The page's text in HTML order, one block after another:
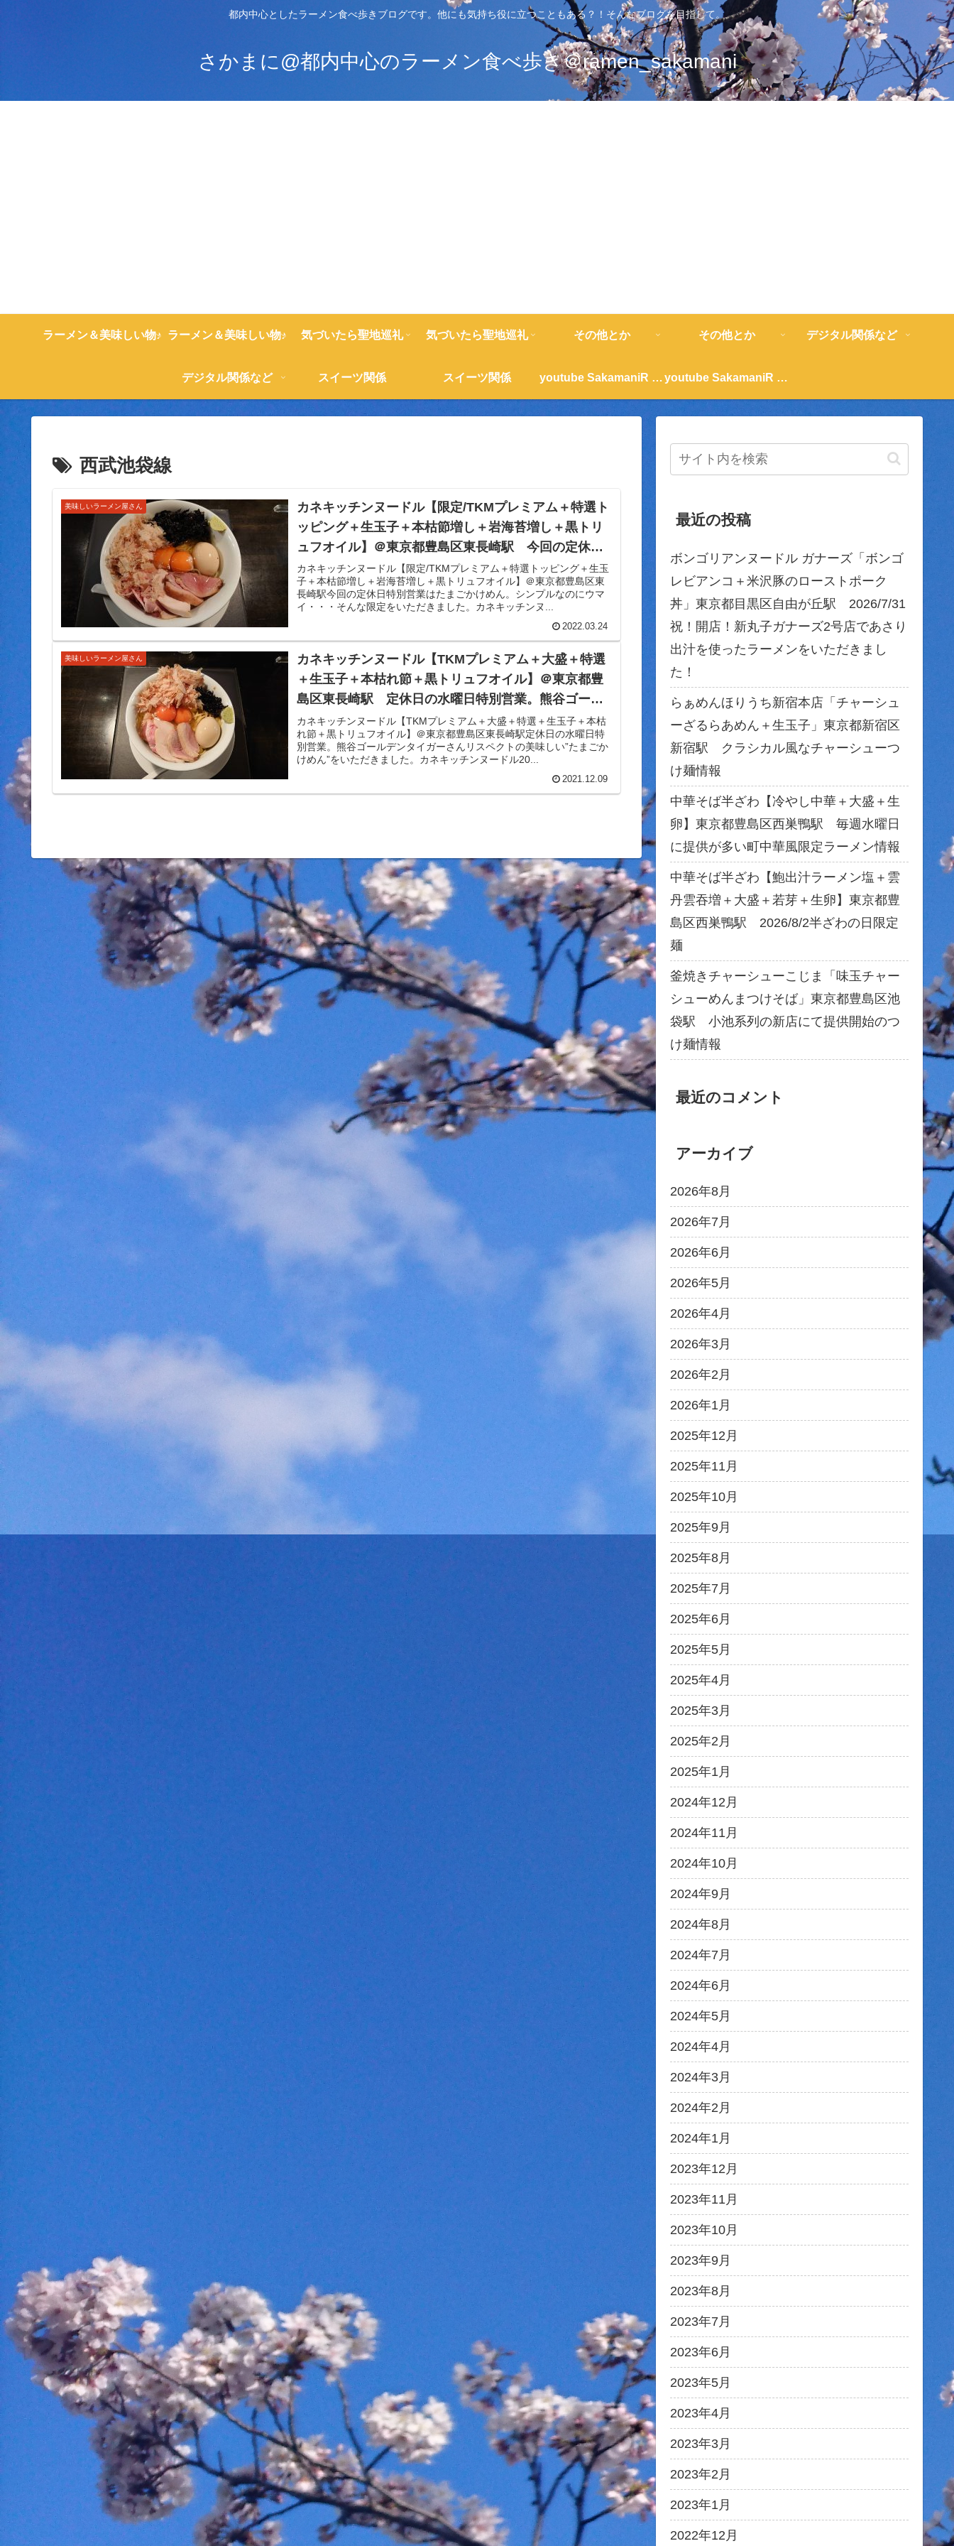
都内中心としたラーメン食べ歩きブログです。他にも気持ち役に立つこともある？！そんなブログを目指して。
さかまに@都内中心のラーメン食べ歩き＠ramen_sakamani
ラーメン＆美味しい物♪ ラーメン＆美味しい物♪ 気づいたら聖地巡礼 気づいたら聖地巡礼 その他とか その他とか デジタル関係など
デジタル関係など スイーツ関係 スイーツ関係 youtube SakamaniR 紹介 youtube SakamaniR 紹介
西武池袋線
美味しいラーメン屋さん
カネキッチンヌードル【限定/TKMプレミアム＋特選ト
ッピング＋生玉子＋本枯節増し＋岩海苔増し＋黒トリ
ュフオイル】＠東京都豊島区東長崎駅 今回の定休日
特別営業はたまごかけめん。シンプルなのにウマイ！
そんな限定をいただきました。
カネキッチンヌードル【限定/TKMプレミアム＋特選トッピング＋生玉
子＋本枯節増し＋岩海苔増し＋黒トリュフオイル】＠東京都豊島区東
長崎駅今回の定休日特別営業はたまごかけめん。シンプルなのにウマ
イ・・・そんな限定をいただきました。カネキッチンヌ...
2022.03.24
美味しいラーメン屋さん
カネキッチンヌードル【TKMプレミアム＋大盛＋特選
＋生玉子＋本枯れ節＋黒トリュフオイル】＠東京都豊
島区東長崎駅 定休日の水曜日特別営業。熊谷ゴール
デンタイガーさんリスペクトの美味しい”たまごかけめ
ん”をいただきました。
カネキッチンヌードル【TKMプレミアム＋大盛＋特選＋生玉子＋本枯
れ節＋黒トリュフオイル】＠東京都豊島区東長崎駅定休日の水曜日特
別営業。熊谷ゴールデンタイガーさんリスペクトの美味しい”たまごか
けめん”をいただきました。カネキッチンヌードル20...
2021.12.09
最近の投稿
ボンゴリアンヌードル ガナーズ「ボンゴ
レビアンコ＋米沢豚のローストポーク
丼」東京都目黒区自由が丘駅 2026/7/31
祝！開店！新丸子ガナーズ2号店であさり
出汁を使ったラーメンをいただきまし
た！
らぁめんほりうち新宿本店「チャーシュ
ーざるらあめん＋生玉子」東京都新宿区
新宿駅 クラシカル風なチャーシューつ
け麺情報
中華そば半ざわ【冷やし中華＋大盛＋生
卵】東京都豊島区西巣鴨駅 毎週水曜日
に提供が多い町中華風限定ラーメン情報
中華そば半ざわ【鮑出汁ラーメン塩＋雲
丹雲吞増＋大盛＋若芽＋生卵】東京都豊
島区西巣鴨駅 2026/8/2半ざわの日限定
麺
釜焼きチャーシューこじま「味玉チャー
シューめんまつけそば」東京都豊島区池
袋駅 小池系列の新店にて提供開始のつ
け麺情報
最近のコメント
アーカイブ
2026年8月
2026年7月
2026年6月
2026年5月
2026年4月
2026年3月
2026年2月
2026年1月
2025年12月
2025年11月
2025年10月
2025年9月
2025年8月
2025年7月
2025年6月
2025年5月
2025年4月
2025年3月
2025年2月
2025年1月
2024年12月
2024年11月
2024年10月
2024年9月
2024年8月
2024年7月
2024年6月
2024年5月
2024年4月
2024年3月
2024年2月
2024年1月
2023年12月
2023年11月
2023年10月
2023年9月
2023年8月
2023年7月
2023年6月
2023年5月
2023年4月
2023年3月
2023年2月
2023年1月
2022年12月